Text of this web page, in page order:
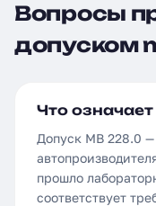
Вопросы
допуском
Что
Допуск MB 228.0
прошло
соответствует